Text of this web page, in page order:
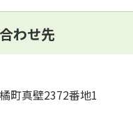
わせ先
町真壁2372番地1